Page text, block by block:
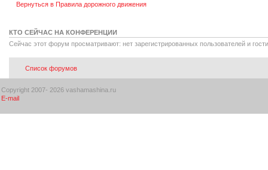
Вернуться в Правила дорожного движения
КТО СЕЙЧАС НА КОНФЕРЕНЦИИ
Сейчас этот форум просматривают: нет зарегистрированных пользователей и
Список форумов
Copyright 2007- 2026 vashamashina.ru
E-mail